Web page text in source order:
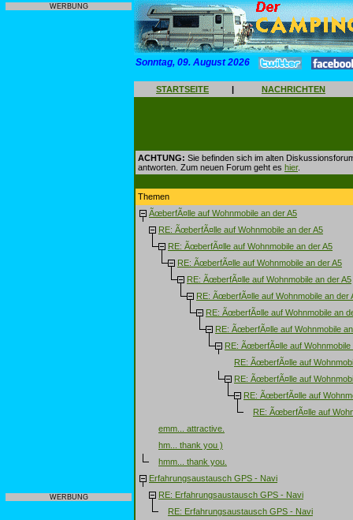
WERBUNG
WERBUNG
Sonntag, 09. August 2026
STARTSEITE | NACHRICHTEN
ACHTUNG: Sie befinden sich im alten
antworten. Zum neuen Forum geht es hier.
Themen
ÃœberfÃ¤lle auf Wohnmobile an der A5
RE: ÃœberfÃ¤lle auf Wohnmobile an der A5
RE: ÃœberfÃ¤lle auf Wohnmobile an der A5
RE: ÃœberfÃ¤lle auf Wohnmobile an der A5
RE: ÃœberfÃ¤lle auf Wohnmobile an der A5
RE: ÃœberfÃ¤lle auf Wohnmobile an der
RE: ÃœberfÃ¤lle auf Wohnmobile an
RE: ÃœberfÃ¤lle auf Wohnmobile
RE: ÃœberfÃ¤lle auf Wohnmobile
RE: ÃœberfÃ¤lle auf
RE: ÃœberfÃ¤lle auf
RE: ÃœberfÃ¤lle auf
RE: ÃœberfÃ¤lle auf
emm... attractive.
hm... thank you )
hmm... thank you.
Erfahrungsaustausch GPS - Navi
RE: Erfahrungsaustausch GPS - Navi
RE: Erfahrungsaustausch GPS - Navi